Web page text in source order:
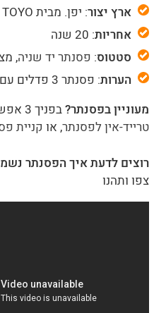
ארץ יצור: יפן. מבית TOYO
אחריות: 20 שנה
סטטוס: פסנתר יד שניה,
הערות: פסנתר 3 פדלים עם גלגלים. כיוון ראשון חינם!
מעוניין בפסנתר?בפניך 3 אפשרויות:
טרייד-אין לפסנתר, או קניית
רוצים לדעת איך הפסנתר
צפו ותהנו